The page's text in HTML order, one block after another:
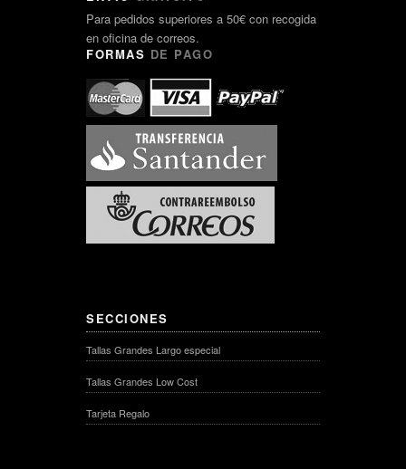
Para pedidos superiores a 50€ con recogida
en oficina de correos.
FORMAS DE PAGO
SECCIONES
Tallas Grandes Largo especial
Tallas Grandes Low Cost
Tarjeta Regalo